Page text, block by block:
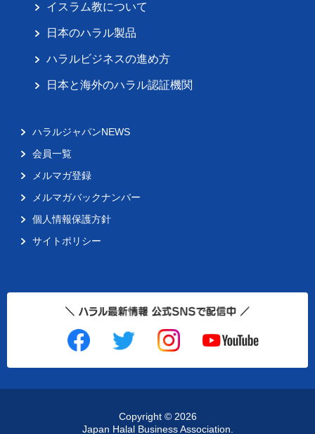
イスラム教について
日本のハラル製品
ハラルビジネスの進め方
日本と海外のハラル認証機関
ハラルジャパンNEWS
会員一覧
メルマガ登録
メルマガバックナンバー
個人情報保護方針
サイトポリシー
Copyright © 2026
Japan Halal Business Association.